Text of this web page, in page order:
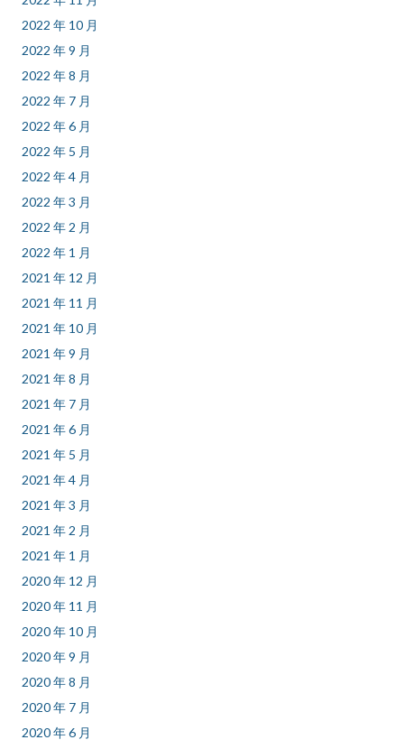
2022 年 10 月
2022 年 9 月
2022 年 8 月
2022 年 7 月
2022 年 6 月
2022 年 5 月
2022 年 4 月
2022 年 3 月
2022 年 2 月
2022 年 1 月
2021 年 12 月
2021 年 11 月
2021 年 10 月
2021 年 9 月
2021 年 8 月
2021 年 7 月
2021 年 6 月
2021 年 5 月
2021 年 4 月
2021 年 3 月
2021 年 2 月
2021 年 1 月
2020 年 12 月
2020 年 11 月
2020 年 10 月
2020 年 9 月
2020 年 8 月
2020 年 7 月
2020 年 6 月